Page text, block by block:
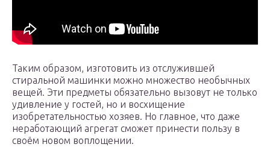
Таким образом, изготовить из отслужившей
стиральной машинки можно множество необычных
вещей. Эти предметы обязательно вызовут не только
удивление у гостей, но и восхищение
изобретательностью хозяев. Но главное, что даже
неработающий агрегат сможет принести пользу в
своём новом воплощении.